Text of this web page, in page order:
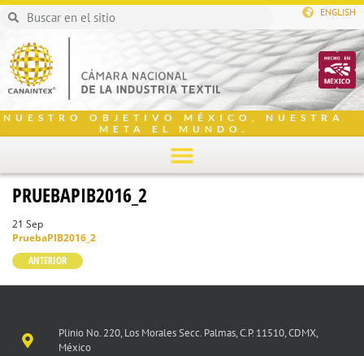
ENGLISH
NUESTRO OBJETIVO MÉXICO, NUESTRA
META EL MUNDO.
PRUEBAPIB2016_2
21 Sep
PruebaPIB2016_2
ANTERIOR
Plinio No. 220, Los Morales Secc. Palmas, C.P. 11510, CDMX,
México